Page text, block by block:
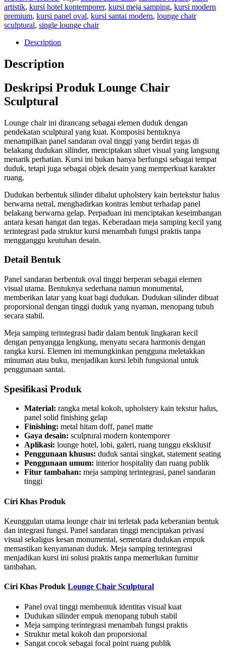
artistik, kursi hotel kontemporer, kursi meja samping, kursi modern
premium, kursi panel oval, kursi santai modern, lounge chair
sculptural, single lounge chair
Description
Description
Deskripsi Produk Lounge Chair
Sculptural
Lounge chair ini dirancang sebagai elemen duduk dengan
pendekatan sculptural yang kuat. Komposisi bentuknya
menampilkan panel sandaran oval tinggi yang berdiri tegas di
belakang dudukan silinder, menciptakan siluet visual yang langsung
menarik perhatian. Kursi ini bukan hanya berfungsi sebagai tempat
duduk, tetapi juga sebagai objek desain yang memperkuat karakter
ruang.
Dudukan berbentuk silinder dibalut upholstery kain bertekstur halus
berwarna netral, menghadirkan kontras lembut terhadap panel
belakang berwarna gelap. Perpaduan ini menciptakan keseimbangan
antara kesan hangat dan tegas. Keberadaan meja samping kecil yang
terintegrasi pada struktur kursi menambah fungsi praktis tanpa
mengganggu keutuhan desain.
Detail Bentuk
Panel sandaran berbentuk oval tinggi berperan sebagai elemen
visual utama. Bentuknya sederhana namun monumental,
memberikan latar yang kuat bagi dudukan. Dudukan silinder dibuat
proporsional dengan tinggi duduk yang nyaman, menopang tubuh
secara stabil.
Meja samping terintegrasi hadir dalam bentuk lingkaran kecil
dengan penyangga lengkung, menyatu secara harmonis dengan
rangka kursi. Elemen ini memungkinkan pengguna meletakkan
minuman atau buku, menjadikan kursi lebih fungsional untuk
penggunaan santai.
Spesifikasi Produk
Material: rangka metal kokoh, upholstery kain tekstur halus,
panel solid finishing gelap
Finishing: metal hitam doff, panel matte
Gaya desain: sculptural modern kontemporer
Aplikasi: lounge hotel, lobi, galeri, ruang tunggu eksklusif
Penggunaan khusus: duduk santai singkat, statement seating
Penggunaan umum: interior hospitality dan ruang publik
Fitur tambahan: meja samping terintegrasi, panel sandaran
tinggi
Ciri Khas Produk
Keunggulan utama lounge chair ini terletak pada keberanian bentuk
dan integrasi fungsi. Panel sandaran tinggi menciptakan privasi
visual sekaligus kesan monumental, sementara dudukan empuk
memastikan kenyamanan duduk. Meja samping terintegrasi
menjadikan kursi ini solusi praktis tanpa memerlukan furnitur
tambahan.
Ciri Khas Produk Lounge Chair Sculptural
Panel oval tinggi membentuk identitas visual kuat
Dudukan silinder empuk menopang tubuh stabil
Meja samping terintegrasi menambah fungsi praktis
Struktur metal kokoh dan proporsional
Sangat cocok sebagai focal point ruang publik